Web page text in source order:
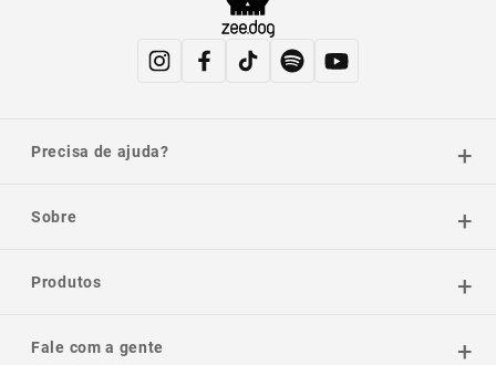
Precisa de ajuda?
Sobre
Produtos
Fale com a gente